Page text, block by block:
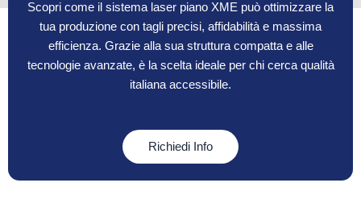
Scopri come il sistema laser piano XME può ottimizzare la
tua produzione con tagli precisi, affidabilità e massima
efficienza. Grazie alla sua struttura compatta e alle
tecnologie avanzate, è la scelta ideale per chi cerca qualità
italiana accessibile.
Richiedi Info